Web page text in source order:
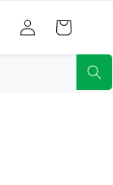
in
Varukorg